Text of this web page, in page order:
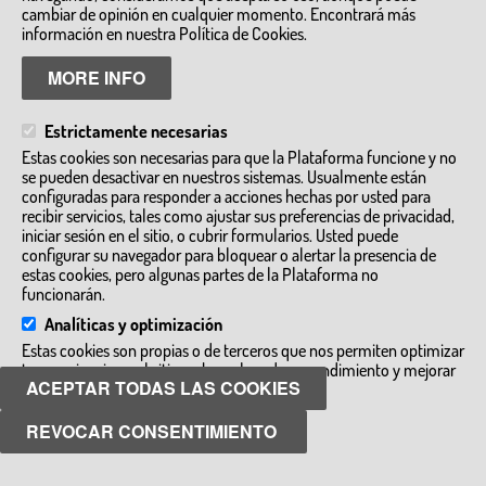
cambiar de opinión en cualquier momento. Encontrará más
información en nuestra Política de Cookies.
MORE INFO
Estrictamente necesarias
Estas cookies son necesarias para que la Plataforma funcione y no
se pueden desactivar en nuestros sistemas. Usualmente están
configuradas para responder a acciones hechas por usted para
recibir servicios, tales como ajustar sus preferencias de privacidad,
iniciar sesión en el sitio, o cubrir formularios. Usted puede
configurar su navegador para bloquear o alertar la presencia de
estas cookies, pero algunas partes de la Plataforma no
funcionarán.
Analíticas y optimización
Estas cookies son propias o de terceros que nos permiten optimizar
tu experiencia en el sitio web, evaluando su rendimiento y mejorar
añadiendo nuevas funcionalidades.
GUARDAR PREFERENCIAS
ACEPTAR TODAS LAS COOKIES
REVOCAR CONSENTIMIENTO
Uña, CUENCA
CR
Don Quixote Tours
DON QUIXOTE TOURS, SL Es una agencia viajes receptiva que cuenta